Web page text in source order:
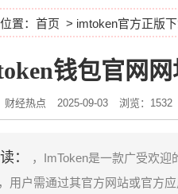
置： 首页 > imtoken官方正版
钱包官网
财经热点 2025-09-03 浏览：1532
：
，ImToken是一款广受欢
用户需通过其官方网站或官方